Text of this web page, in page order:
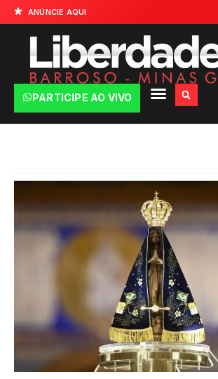
ANÚNCIE AQUI
PARTICIPE AO VIVO